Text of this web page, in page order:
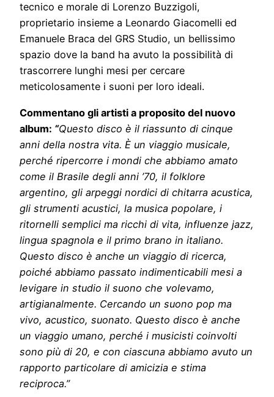
tecnico e morale di Lorenzo Buzzigoli,
proprietario insieme a Leonardo Giacomelli ed
Emanuele Braca del GRS Studio, un bellissimo
spazio dove la band ha avuto la possibilità di
trascorrere lunghi mesi per cercare
meticolosamente i suoni per loro ideali.
Commentano gli artisti a proposito del nuovo
album: “Questo disco è il riassunto di cinque
anni della nostra vita. È un viaggio musicale,
perché ripercorre i mondi che abbiamo amato
come il Brasile degli anni ’70, il folklore
argentino, gli arpeggi nordici di chitarra acustica,
gli strumenti acustici, la musica popolare, i
ritornelli semplici ma ricchi di vita, influenze jazz,
lingua spagnola e il primo brano in italiano.
Questo disco è anche un viaggio di ricerca,
poiché abbiamo passato indimenticabili mesi a
levigare in studio il suono che volevamo,
artigianalmente. Cercando un suono pop ma
vivo, acustico, suonato. Questo disco è anche
un viaggio umano, perché i musicisti coinvolti
sono più di 20, e con ciascuna abbiamo avuto un
rapporto particolare di amicizia e stima
reciproca.”